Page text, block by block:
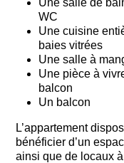
Une salle de
WC
Une cuisine
baies vitrées
Une salle à
Une pièce à
balcon
Un balcon
L’appartement
bénéficier d’un
ainsi que de locaux